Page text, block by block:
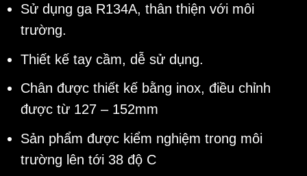
Sử dụng ga R134A, thân thiện với môi
trường.
Thiết kế tay cầm, dễ sử dụng.
Chân được thiết kế bằng inox, điều chỉnh
được từ 127 – 152mm
Sản phẩm được kiểm nghiệm trong môi
trường lên tới 38 độ C